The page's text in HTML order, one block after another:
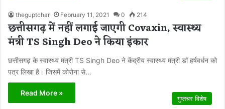
theguptchar February 11, 2021 0 214
छत्तीसगढ़ में नहीं लगाई जाएगी Covaxin, स्वास्थ्य
मंत्री TS Singh Deo ने किया इंकार
छत्तीसगढ़ के स्वास्थ्य मंत्री TS Singh Deo ने केंद्रीय स्वास्थ्य मंत्री डॉ हर्षवर्धन को
पत्र लिखा है। जिसमें कोरोना से…
Read More »
गुप्तचर विशेष